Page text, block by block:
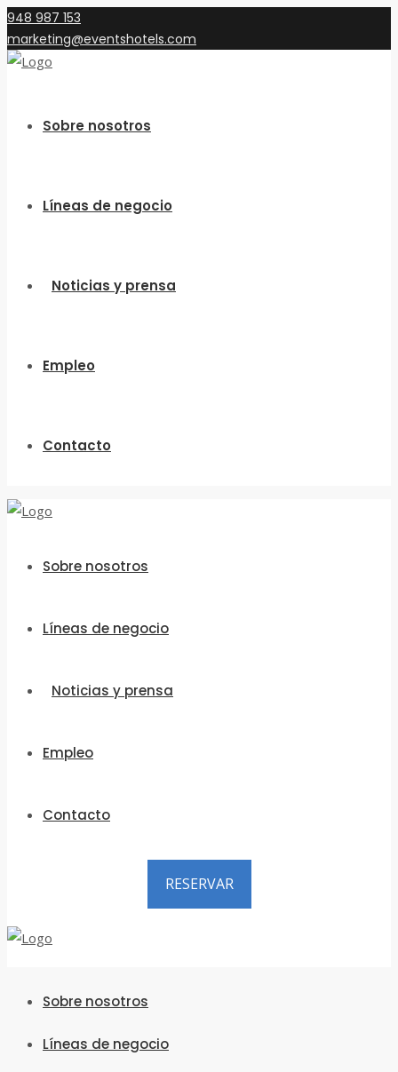
948 987 153
marketing@eventshotels.com
Sobre nosotros
Líneas de negocio
Noticias y prensa
Empleo
Contacto
Sobre nosotros
Líneas de negocio
Noticias y prensa
Empleo
Contacto
RESERVAR
Sobre nosotros
Líneas de negocio